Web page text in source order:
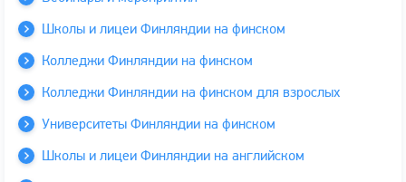
Школы и лицеи Финляндии на финском
Колледжи Финляндии на финском
Колледжи Финляндии на финском для взрослых
Университеты Финляндии на финском
Школы и лицеи Финляндии на английском